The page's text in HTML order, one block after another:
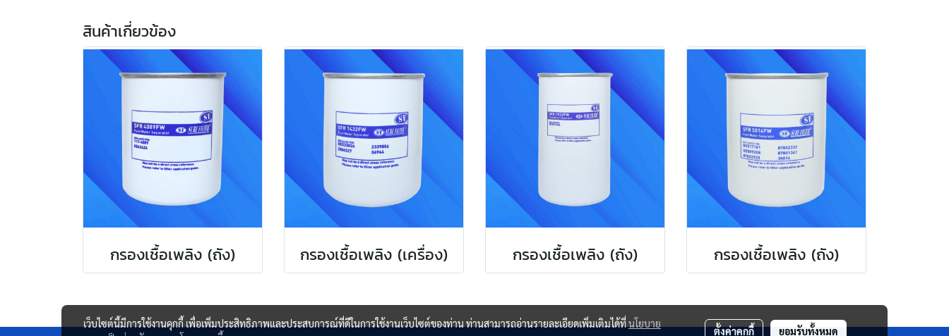
สินค้าเกี่ยวข้อง
กรองเชื้อเพลิง (ถัง) กรองเชื้อเพลิง (เครื่อง) กรองเชื้อเพลิง (ถัง) กรองเชื้อเพลิง (ถัง)
เว็บไซต์นี้มีการใช้งานคุกกี้ เพื่อเพิ่มประสิทธิภาพและประสบการณ์ที่ดีในการใช้งานเว็บไซต์ของท่าน ท่านสามารถอ่านรายละเอียดเพิ่มเติมได้ที่นโยบาย
ตั้งค่าคุกกี้ ยอมรับทั้งหมด